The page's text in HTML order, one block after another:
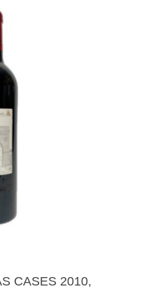
CASES 2010,